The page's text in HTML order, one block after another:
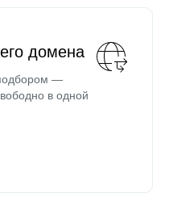
домена
—
в одной